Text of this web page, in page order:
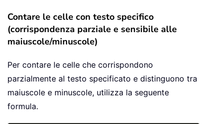
Contare le celle con testo specifico
(corrispondenza parziale e sensibile alle
maiuscole/minuscole)
Per contare le celle che corrispondono
parzialmente al testo specificato e distinguono tra
maiuscole e minuscole, utilizza la seguente
formula.